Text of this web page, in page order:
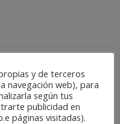
,refinishcar
y de terceros
navegación web), para
según tus
publicidad en
páginas visitadas).